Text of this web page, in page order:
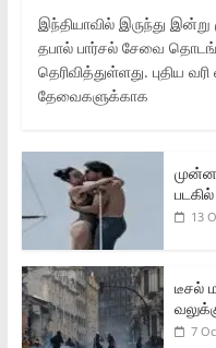
இந்தியாவில் இருந்து
தபால் பார்சல் சேவை
தெரிவித்துள்ளது. புதிய
தேவைகளுக்காக
13
டீசல்
7